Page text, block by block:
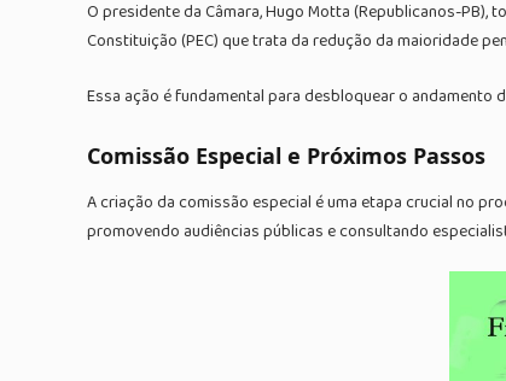
O presidente da Câmara, Hugo Motta (Republicanos-
Constituição (PEC) que trata da redução da maioridade
Essa ação é fundamental para desbloquear o andamento
Comissão Especial e Próximos Passos
A criação da comissão especial é uma etapa crucial no
promovendo audiências públicas e consultando